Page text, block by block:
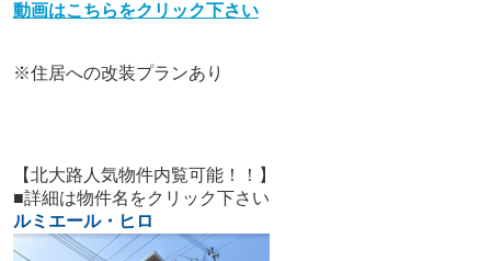
動画はこちらをクリック下さい
※住居への改装プランあり
【北大路人気物件内覧可能！！】
■詳細は物件名をクリック下さい
ルミエール・ヒロ